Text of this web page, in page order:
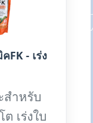
FK - เร่ง
สำหรับ
เร่งใบ